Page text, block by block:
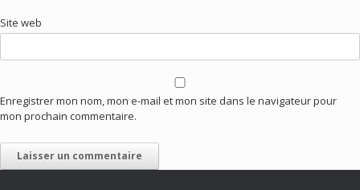
Site web
Enregistrer mon nom, mon e-mail et mon site dans le navigateur pour
mon prochain commentaire.